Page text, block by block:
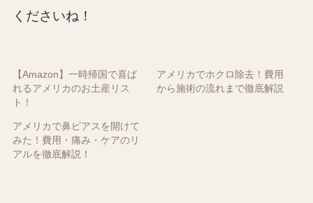
くださいね！
【Amazon】一時帰国で喜ば
れるアメリカのお土産リス
ト！
アメリカでホクロ除去！費用
から施術の流れまで徹底解説
アメリカで鼻ピアスを開けて
みた！費用・痛み・ケアのリ
アルを徹底解説！